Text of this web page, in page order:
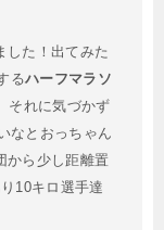
した！出てみた
るハーフマラソ
それに気づかず
なとおっちゃん
から少し距離置
10キロ選手達